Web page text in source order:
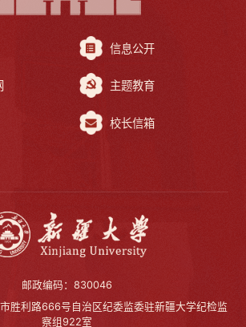
信息公开
主题教育
校长信箱
邮政编码：830046
胜利路666号自治区纪委监委驻新疆大学纪检监
察组922室